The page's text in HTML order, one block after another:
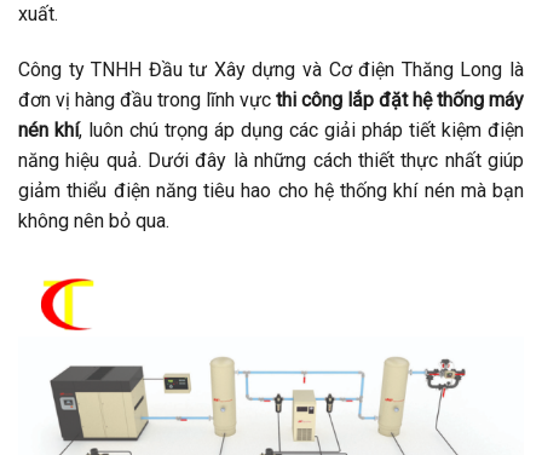
xuất.
Công ty TNHH Đầu tư Xây dựng và Cơ điện Thăng Long là
đơn vị hàng đầu trong lĩnh vực thi công lắp đặt hệ thống máy
nén khí, luôn chú trọng áp dụng các giải pháp tiết kiệm điện
năng hiệu quả. Dưới đây là những cách thiết thực nhất giúp
giảm thiểu điện năng tiêu hao cho hệ thống khí nén mà bạn
không nên bỏ qua.